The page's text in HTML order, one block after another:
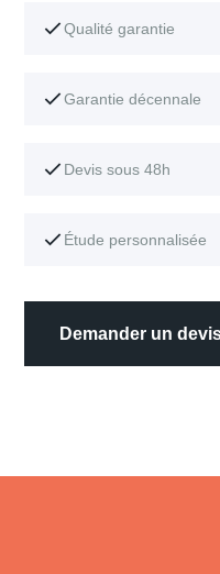
Qualité garantie
Garantie décennale
Devis sous 48h
Étude personnalisée
Demander un